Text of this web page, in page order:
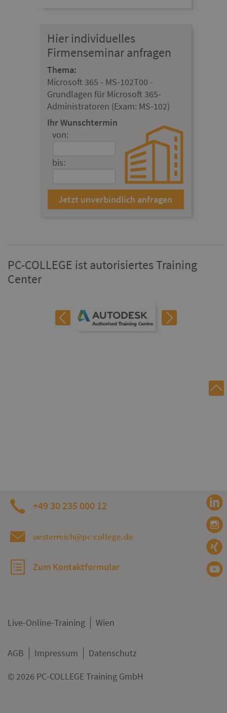
Hier individuelles
Firmenseminar anfragen
Thema:
Microsoft 365 - MS-102T00 -
Grundlagen für Microsoft 365-
Administratoren (Exam: MS-102)
Ihr Wunschtermin
von:
bis:
PC-COLLEGE ist autorisiertes Training
Center
+49 30 235 000 12
oesterreich@pc-college.de
Zum Kontaktformular
Live-Online-Training Wien
AGB Impressum
Datenschutz
© 2026 PC-COLLEGE Training GmbH